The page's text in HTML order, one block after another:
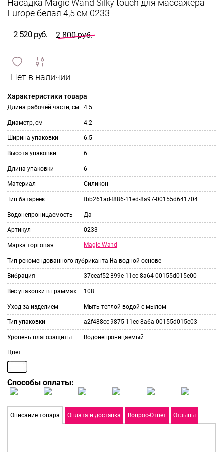
2 520 руб. 2 800 руб.
и
сравнить
ИЗБРАННОЕ
Характеристики товара
Длина рабочей части, см 4.5
Диаметр, см 4.2
Ширина упаковки 6.5
Высота упаковки 6
Длина упаковки 6
Материал Силикон
Тип батареек fbb261ad-f886-11ed-8a97-00155d641704
Водонепроницаемость Да
Артикул 0233
Марка торговая Magic Wand
Тип рекомендованного лубриканта На водной основе
Вибрация 37ceaf52-899e-11ec-8a64-00155d015e00
Вес упаковки в граммах 108
Уход за изделием Мыть теплой водой с мылом
Тип упаковки a2f488cc-9875-11ec-8a6a-00155d015e03
Уровень влагозащиты Водонепроницаемый
Цвет
Способы оплаты:
Описание товара Оплата и доставка Вопрос-Ответ Отзывы